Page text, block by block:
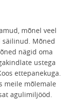
mõnel veel
Mõned
nägid oma
ustega
ettepanekuga.
meile mõlemale
agulimiljööd.